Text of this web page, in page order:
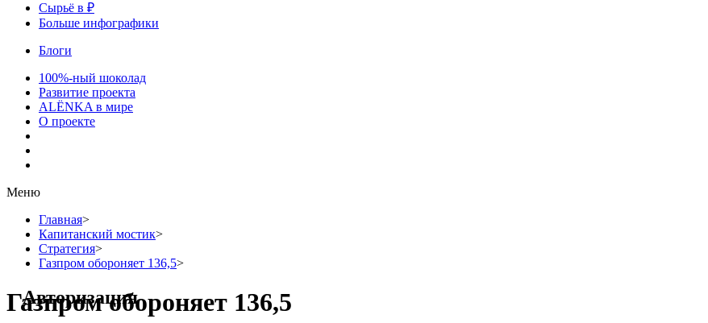
Сырьё в ₽
Больше инфографики
Блоги
100%-ный шоколад
Развитие проекта
ALЁNKA в мире
О проекте
Меню
Главная>
Капитанский мостик>
Стратегия>
Газпром обороняет 136,5>
Газпром обороняет 136,5
Авторизация